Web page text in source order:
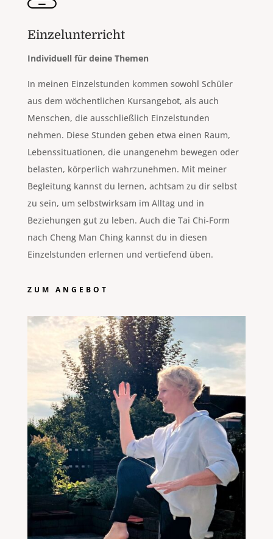
Einzelunterricht
Individuell für deine Themen
In meinen Einzelstunden kommen sowohl Schüler
aus dem wöchentlichen Kursangebot, als auch
Menschen, die ausschließlich Einzelstunden
nehmen. Diese Stunden geben etwa einen Raum,
Lebenssituationen, die unangenehm bewegen oder
belasten, körperlich wahrzunehmen. Mit meiner
Begleitung kannst du lernen, achtsam zu dir selbst
zu sein, um selbstwirksam im Alltag und in
Beziehungen gut zu leben. Auch die Tai Chi-Form
nach Cheng Man Ching kannst du in diesen
Einzelstunden erlernen und vertiefend üben.
ZUM ANGEBOT